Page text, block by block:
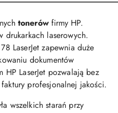
tonerów firmy HP.
drukarkach laserowych.
LaserJet zapewnia duże
dokumentów
HP LaserJet pozwalają bez
profesjonalnej jakości.
wszelkich starań przy